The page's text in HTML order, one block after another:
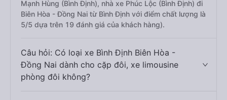
Mạnh Hùng (Bình Định), nhà xe Phúc Lộc (Bình Định) đi
Biên Hòa - Đồng Nai từ Bình Định với điểm chất lượng là
5/5 dựa trên 19 đánh giá của khách hàng).
Câu hỏi: Có loại xe Bình Định Biên Hòa -
Đồng Nai dành cho cặp đôi, xe limousine
phòng đôi không?